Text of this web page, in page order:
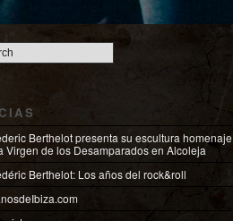
Berthelot presenta su escultura homenaje
Virgen de los Desamparados en Alcoleja
Berthelot: Los años del rock&roll